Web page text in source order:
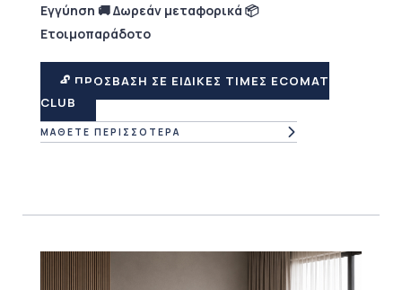
Εγγύηση 🚚 Δωρεάν μεταφορικά 📦
Ετοιμοπαράδοτο
🔓 ΠΡΟΣΒΑΣΗ ΣΕ ΕΙΔΙΚΕΣ ΤΙΜΕΣ ECOMAT
CLUB
ΜΑΘΕΤΕ ΠΕΡΙΣΣΟΤΕΡΑ